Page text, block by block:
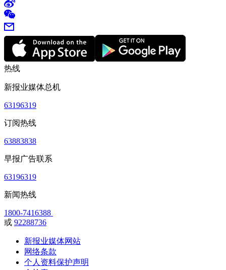
热线
新报业媒体总机
63196319
订阅热线
63883838
早报广告联系
63196319
新闻热线
1800-7416388
或 92288736
新报业媒体网站
网络条款
个人资料保护声明